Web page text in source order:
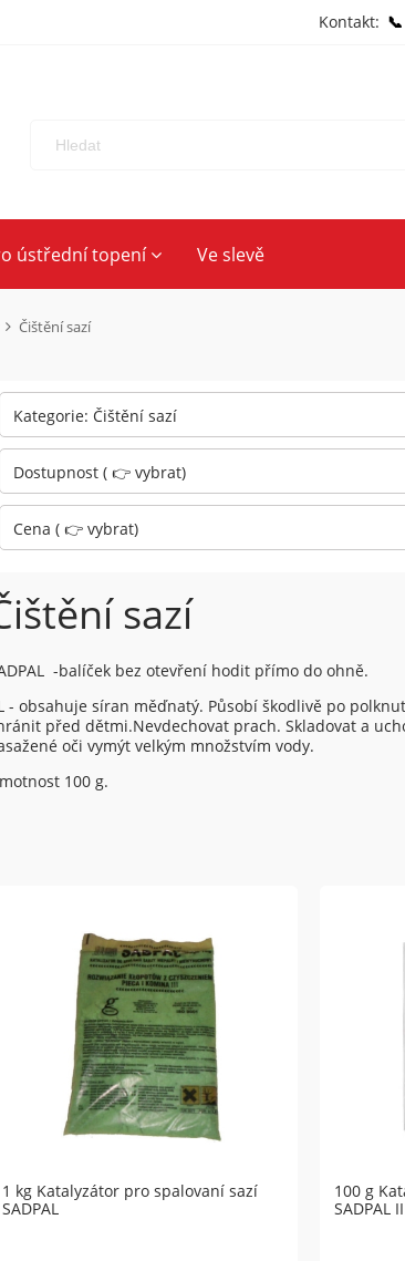
Kontakt:
ústřední topení Ve slevě
Čištění sazí
Kategorie: Čištění sazí
Dostupnost ( 👉 vybrat)
Cena ( 👉 vybrat)
sazí
-balíček bez otevření hodit přímo do ohně.
- obsahuje síran měďnatý. Působí škodlivě po
před dětmi.Nevdechovat prach. Skladovat a
oči vymýt velkým množstvím vody.
100 g.
1 kg Katalyzátor pro spalovaní sazí
SADPAL
100 g
SADPAL II